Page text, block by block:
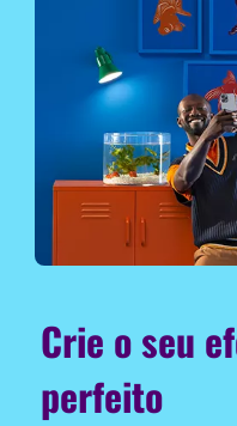
Crie o seu
perfeito